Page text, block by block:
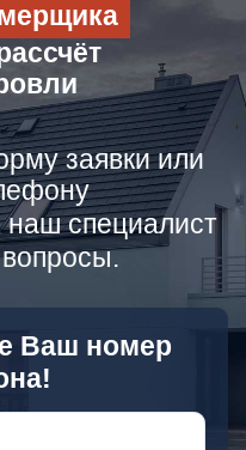
заявки или
специалист
Ваш номер